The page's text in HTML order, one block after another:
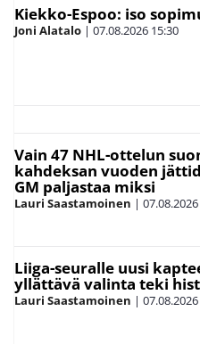
Kiekko-Espoo: iso
Joni Alatalo | 07.08.2026 15:30
Vain 47 NHL-ottelun
kahdeksan vuoden
GM paljastaa miksi
Lauri Saastamoinen | 07.08.2026
Liiga-seuralle uusi
yllättävä valinta teki
Lauri Saastamoinen | 07.08.2026